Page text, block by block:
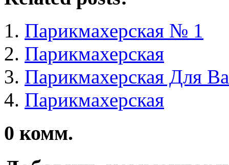
Парикмахерская № 1
Парикмахерская
Парикмахерская Для
Парикмахерская
0 комм.